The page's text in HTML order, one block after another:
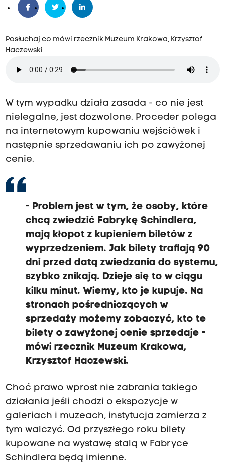
Posłuchaj co mówi rzecznik Muzeum Krakowa, Krzysztof
Haczewski
W tym wypadku działa zasada - co nie jest
nielegalne, jest dozwolone. Proceder polega
na internetowym kupowaniu wejściówek i
następnie sprzedawaniu ich po zawyżonej
cenie.
- Problem jest w tym, że osoby, które
chcą zwiedzić Fabrykę Schindlera,
mają kłopot z kupieniem biletów z
wyprzedzeniem. Jak bilety trafiają 90
dni przed datą zwiedzania do systemu,
szybko znikają. Dzieje się to w ciągu
kilku minut. Wiemy, kto je kupuje. Na
stronach pośredniczących w
sprzedaży możemy zobaczyć, kto te
bilety o zawyżonej cenie sprzedaje -
mówi rzecznik Muzeum Krakowa,
Krzysztof Haczewski.
Choć prawo wprost nie zabrania takiego
działania jeśli chodzi o ekspozycje w
galeriach i muzeach, instytucja zamierza z
tym walczyć. Od przyszłego roku bilety
kupowane na wystawę stalą w Fabryce
Schindlera będą imienne.